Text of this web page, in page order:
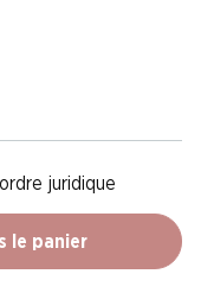
le panier
juridique
Notice légaleCG